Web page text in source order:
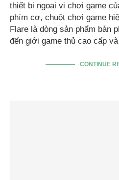
thiết bị ngoại vi chơi game
phím cơ, chuột chơi game
Flare là dòng sản phẩm bàn
đến giới game thủ cao cấp
CONTINUE